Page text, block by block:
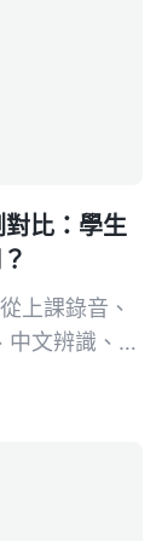
比：學生
上課錄音、
文辨識、AI